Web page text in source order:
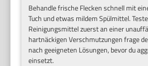
Behandle frische Flecken schnell mit
Tuch und etwas mildem Spülmittel. Teste
Reinigungsmittel zuerst an einer
hartnäckigen Verschmutzungen frage
nach geeigneten Lösungen, bevor du
einsetzt.